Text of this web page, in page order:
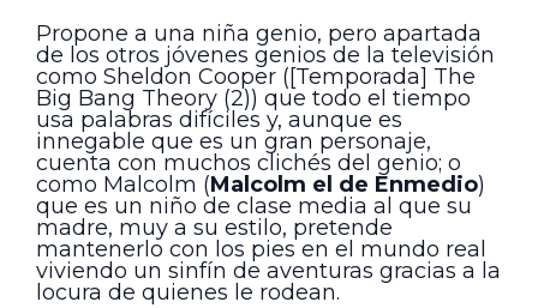
Propone a una niña genio, pero apartada
de los otros jóvenes genios de la televisión
como Sheldon Cooper ([Temporada] The
Big Bang Theory (2)) que todo el tiempo
usa palabras difíciles y, aunque es
innegable que es un gran personaje,
cuenta con muchos clichés del genio; o
como Malcolm (Malcolm el de Enmedio)
que es un niño de clase media al que su
madre, muy a su estilo, pretende
mantenerlo con los pies en el mundo real
viviendo un sinfín de aventuras gracias a la
locura de quienes le rodean.